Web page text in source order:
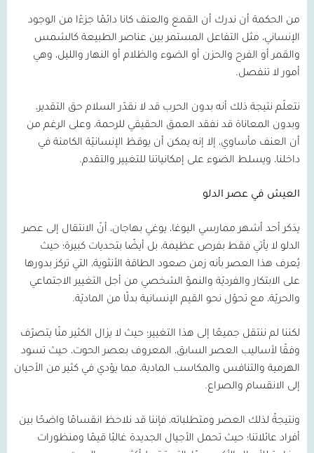
من الحكمة أن ندرك أن القمع والعنف كانا دائمًا جزءًا من الوجود
الإنساني، مثل التفاعل المستمر بين عناصر الطبيعة كالشمس
والقمر أو الفرح والحزن أو الضوء والظلام أو النهار والليل، وهي
أمور لا تنفصل.
نتعلّم نتيجة ذلك أنه بدون الحرب قد لا نقدّر السلام حق التقدير،
وبدون المعاناة قد نفقد العمق الحقيقي للرحمة، وعلى الرغم من
أن العنف مأساوي، إلا إنه يمكن أن يوقظ الإنسانيّة الكامنة في
داخلنا، ويسلط الضوء على إمكانياتنا للتغيير والتقدم.
العيش في عصر الدلو
يذكر أحد أشهر ممارسي اليوغا، يوغي بهاجان، أنّ الانتقال إلى عصر
الدلو لا يأتي فقط بفرص عظيمة، بل أيضًا بتحديات كبيرة؛ حيث
يُعرف هذا العصر بأنه زمن صعود الطاقة الأنثوية، التي تركز بدورها
على الابتكار والفرديّة والنموّ الشخصي من أجل التغيير الاجتماعي
والحريّة، مع تحوّل نحو القيم الإنسانية بدلًا من الماديّة.
لكننا لم ننتقل جميعًا إلى هذا التغيير؛ حيث لا يزال الكثير منّا يتصرّف
وفقًا لأساليب العصر السابق، المعروف بعصر الحوت، حيث تسود
الهرمية والتنافس والمكاسب المادية، مما يؤدي في كثير من الأحيان
إلى الانقسام والصراع.
ونتيجةً لذلك العصر ومتطلباته، فإننا قد نلاحظ انقسامًا واضحًا بين
أفراد عائلاتنا؛ حيث تحمل الأجيال الجديدة غالبًا قيمًا ومنظورات